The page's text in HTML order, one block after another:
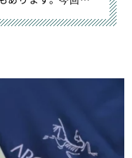
たフード付き｜登
最軽量モデルを比
ラン・山スキーマ
「ダウンジャケッ
モノ｜登山ウェ
ページです。